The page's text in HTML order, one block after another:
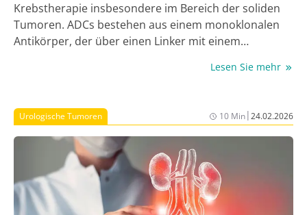
Krebstherapie insbesondere im Bereich der soliden
Tumoren. ADCs bestehen aus einem monoklonalen
Antikörper, der über einen Linker mit einem
Generation, wie Sacituzumab govitecan (SG) haben
erhöhter Toxizität, die eines entsprechenden
Therapiemanagements bedarf.
Lesen Sie mehr
Urologische Tumoren 10 Min|24.02.2026